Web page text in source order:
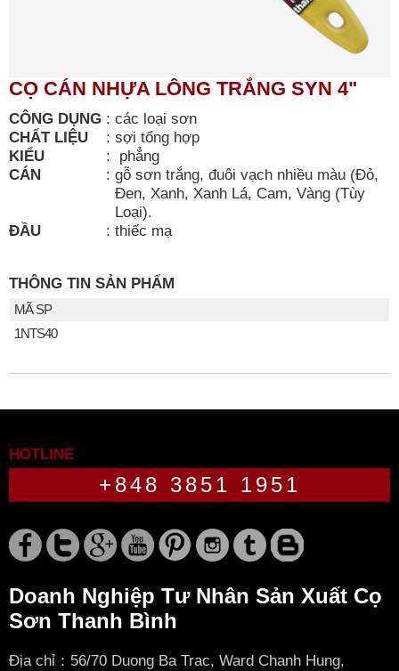
CỌ CÁN NHỰA LÔNG TRẮNG SYN 4"
CÔNG DỤNG : các loại sơn
CHẤT LIỆU
: sợi tổng hợp
KIỂU
: phẳng
CÁN
: gỗ sơn trắng, đuôi vạch nhiều màu (Đỏ,
Đen, Xanh, Xanh Lá, Cam, Vàng (Tùy
Loại).
ĐẦU
: thiếc mạ
THÔNG TIN SẢN PHẨM
MÃ SP
1NTS40
HOTLINE
+848 3851 1951
Doanh Nghiệp Tư Nhân Sản Xuất Cọ
Sơn Thanh Bình
Địa chỉ：56/70 Duong Ba Trac, Ward Chanh Hung,